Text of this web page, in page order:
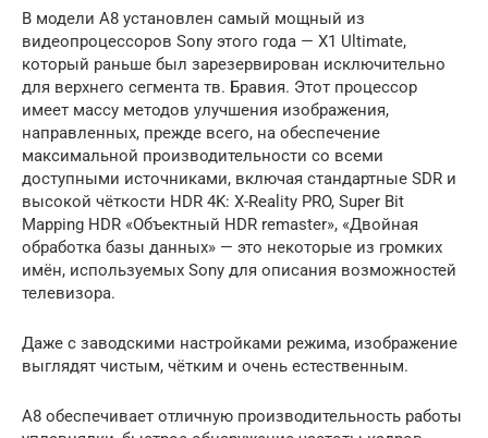
В модели A8 установлен самый мощный из
видеопроцессоров Sony этого года — X1 Ultimate,
который раньше был зарезервирован исключительно
для верхнего сегмента тв. Бравия. Этот процессор
имеет массу методов улучшения изображения,
направленных, прежде всего, на обеспечение
максимальной производительности со всеми
доступными источниками, включая стандартные SDR и
высокой чёткости HDR 4K: X-Reality PRO, Super Bit
Mapping HDR «Объектный HDR remaster», «Двойная
обработка базы данных» — это некоторые из громких
имён, используемых Sony для описания возможностей
телевизора.
Даже с заводскими настройками режима, изображение
выглядят чистым, чётким и очень естественным.
A8 обеспечивает отличную производительность работы